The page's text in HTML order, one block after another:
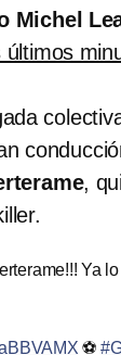
Michel
últimos
,
Ya
⚽